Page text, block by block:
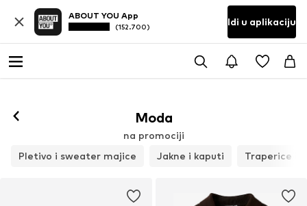
ABOUT YOU App
(152.700) Idi u aplikaciju
Moda
na promociji
Pletivo i sweater majice
Jakne i kaputi Traperice i